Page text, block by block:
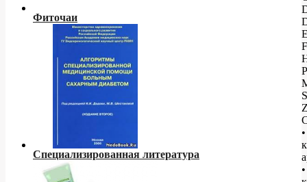
Фиточаи
Специализированная литература
•
•